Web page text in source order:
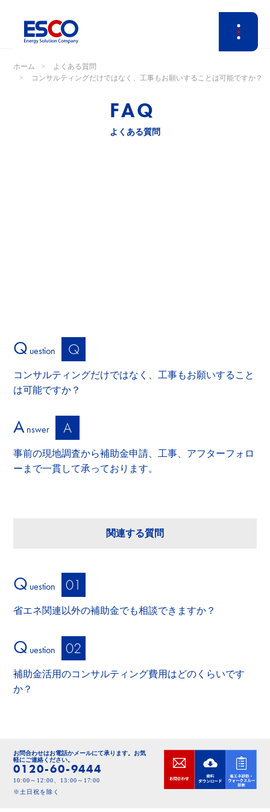
ホーム
よくある質問
コンサルティングだけではなく、工事もお願いすることは可能ですか？
FAQ
よくある質問
環境
保安点検
Q uestion Q
コンサルティングだけではなく、工事もお願いすること
は可能ですか？
Answer A
事前の現地調査から補助金申請、工事、アフターフォロ
ーまで一貫して承っております。
関連する質問
Q uestion
省エネ関連以外の補助金でも相談できますか？
Q uestion
補助金活用のコンサルティング費用はどのくらいです
か？
お問合わせはお電話かメールにて承ります。 お気
軽にご連絡ください。
0120-60-9444
10:00～12:00、13:00～17:00
※土日祝を除く